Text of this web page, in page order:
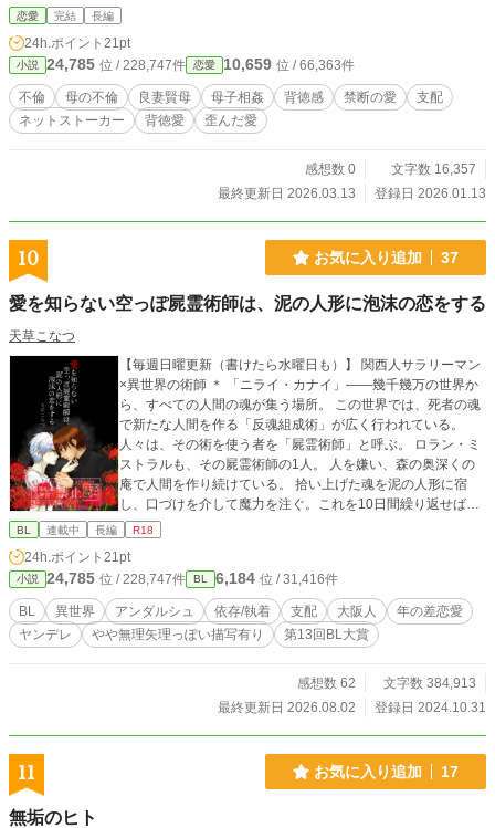
み深い母の裏に隠された、奔放で卑猥な、あまりにも生々し
んの全てを、僕だけのものにしたいんだ」 監視はやがて、支
配へと変わる。 母が不倫相手の罠に落ち、絶望の淵に立たさ
れた時、救いの手を差し伸べたのは――実の息子である僕だ
った。 これは、崩壊した家族の物語か。それとも、歪んだ愛
が辿り着いた究極の楽園か。 母と子、観測者と被験者。 血の
恋愛 完結 長編
24h.ポイント 21pt
小説 24,785 位 / 228,747件 恋愛 10,659 位 / 66,363件
不倫 母の不倫 良妻賢母 母子相姦 背徳感 禁断の愛
支配
ネットストーカー
背徳愛 歪んだ愛
感想数 0
文字数 16,357
最終更新日 2026.03.13
登録日 2026.01.13
10 お気に入り追加 37
愛を知らない空っぽ屍霊術師は、泥の人形に泡沫の恋をする
天草こなつ
【毎週日曜更新（書けたら水曜日も）】 関西人サラリーマン
×異世界の術師 ＊ 「ニライ・カナイ」――幾千幾万の世界か
ら、すべての人間の魂が集う場所。 この世界では、死者の魂
で新たな人間を作る「反魂組成術」が広く行われている。
人々は、その術を使う者を「屍霊術師」と呼ぶ。 ロラン・ミ
ストラルも、その屍霊術師の1人。 人を嫌い、森の奥深くの
庵で人間を作り続けている。 拾い上げた魂を泥の人形に宿
し、口づけを介して魔力を注ぐ。これを10日間繰り返せば、
反魂組成は完了する。 今日もまた、1人…。 呼び寄せた男の
う奇怪な言葉で話す、妙な男だ。 奇妙なのは、言葉遣いだけ
ではなかった。 死者特有の無気力さや陰鬱さがなく、明朗快
活だ。 他者に嫌われ、自身も孤独を望むロランにさえ、馴れ
馴れしく話しかけてくる。 当初は苛立ちを覚えたロランも、
やがて彼と過ごす日々を楽しいと感じ、彼のために何かをし
はニライ・カナイの奥底にある黒の大河から引き上げてきた
からはその記憶が抜け落ちている。 命が形成されるまでの10
日間、自死者は決してその事実を思い出してはならない。 思
BL 連載中 長編 R18
24h.ポイント 21pt
小説 24,785 位 / 228,747件 BL 6,184 位 / 31,416件
BL 異世界 アンダルシュ 依存/執着 支配 大阪人
年の差恋愛
ヤンデレ
やや無理矢理っぽい描写有り 第13回BL大賞
感想数 62
文字数 384,913
最終更新日 2026.08.02
登録日 2024.10.31
11 お気に入り追加 17
無垢のヒト